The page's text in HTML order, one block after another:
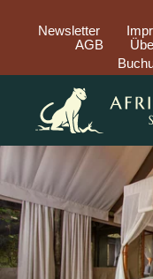
Newsletter
AGB
Previous